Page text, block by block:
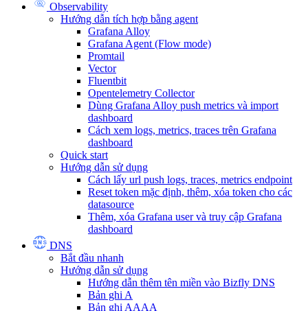
Observability
Hướng dẫn tích hợp bằng agent
Grafana Alloy
Grafana Agent (Flow mode)
Promtail
Vector
Fluentbit
Opentelemetry Collector
Dùng Grafana Alloy push metrics và import
dashboard
Cách xem logs, metrics, traces trên Grafana
dashboard
Quick start
Hướng dẫn sử dụng
Cách lấy url push logs, traces, metrics endpoint
Reset token mặc định, thêm, xóa token cho các
datasource
Thêm, xóa Grafana user và truy cập Grafana
dashboard
DNS
Bắt đầu nhanh
Hướng dẫn sử dụng
Hướng dẫn thêm tên miền vào Bizfly DNS
Bản ghi A
Bản ghi AAAA